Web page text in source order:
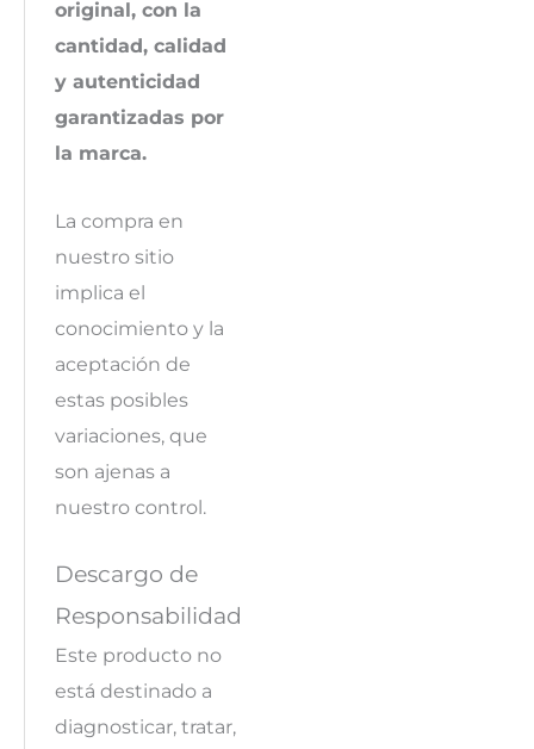
original, con la
cantidad, calidad
y autenticidad
garantizadas por
la marca.
La compra en
nuestro sitio
implica el
conocimiento y la
aceptación de
estas posibles
variaciones, que
son ajenas a
nuestro control.
Descargo de
Responsabilidad
Este producto no
está destinado a
diagnosticar, tratar,